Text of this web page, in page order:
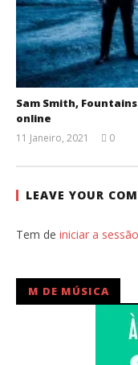
Sam Smith,
online
11 Janeiro, 2021
Ventura
0
LEAVE YOUR
Tem de iniciar a sessão
M DE MÚSICA